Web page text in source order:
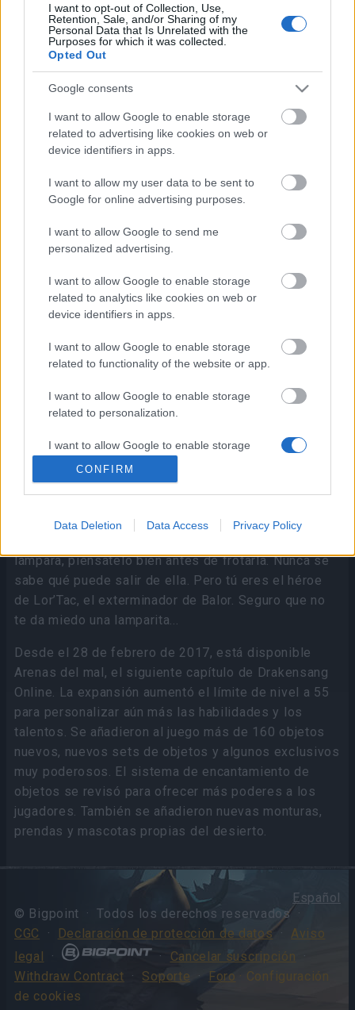
I want to opt-out of Collection, Use,
Retention, Sale, and/or Sharing of my
Personal Data that Is Unrelated with the
Purposes for which it was collected.
Opted Out
Google consents
I want to allow Google to enable storage
related to advertising like cookies on web or
device identifiers in apps.
I want to allow my user data to be sent to
Google for online advertising purposes.
I want to allow Google to send me
personalized advertising.
I want to allow Google to enable storage
related to analytics like cookies on web or
device identifiers in apps.
I want to allow Google to enable storage
related to functionality of the website or app.
I want to allow Google to enable storage
related to personalization.
I want to allow Google to enable storage
related to security, including authentication
functionality and fraud prevention, and other
user protection.
CONFIRM
Data Deletion Data Access Privacy Policy
Los antiguos shadaiqan, un pueblo indígena
reptiliano, protegen una formidable arena. Solo los
guerreros más valientes accederán a la Sima de la
Perdición. Son menos incluso los que superarán sus
peligrosas trampas; los que logren salir con vida no
sombra con armadura dorada y armas decoradas con
joyas. ¿Te atreves a enfrentarte al desafío definitivo
para conseguir recompensas?
lámpara, piénsatelo bien antes de frotarla. Nunca se
sabe qué puede salir de ella. Pero tú eres el héroe
de Lor’Tac, el exterminador de Balor. Seguro que no
te da miedo una lamparita...
Desde el 28 de febrero de 2017, está disponible
Arenas del mal, el siguiente capítulo de Drakensang
Online. La expansión aumentó el límite de nivel a 55
para personalizar aún más las habilidades y los
talentos. Se añadieron al juego más de 160 objetos
nuevos, nuevos sets de objetos y algunos exclusivos
muy poderosos. El sistema de encantamiento de
objetos se revisó para ofrecer más poderes a los
jugadores. También se añadieron nuevas monturas,
prendas y mascotas propias del desierto.
Español
© Bigpoint · Todos los derechos reservados ·
CGC
· Declaración de protección de datos· Aviso
legal · · Cancelar suscripción ·
Withdraw Contract · Soporte · Foro · Configuración
de cookies